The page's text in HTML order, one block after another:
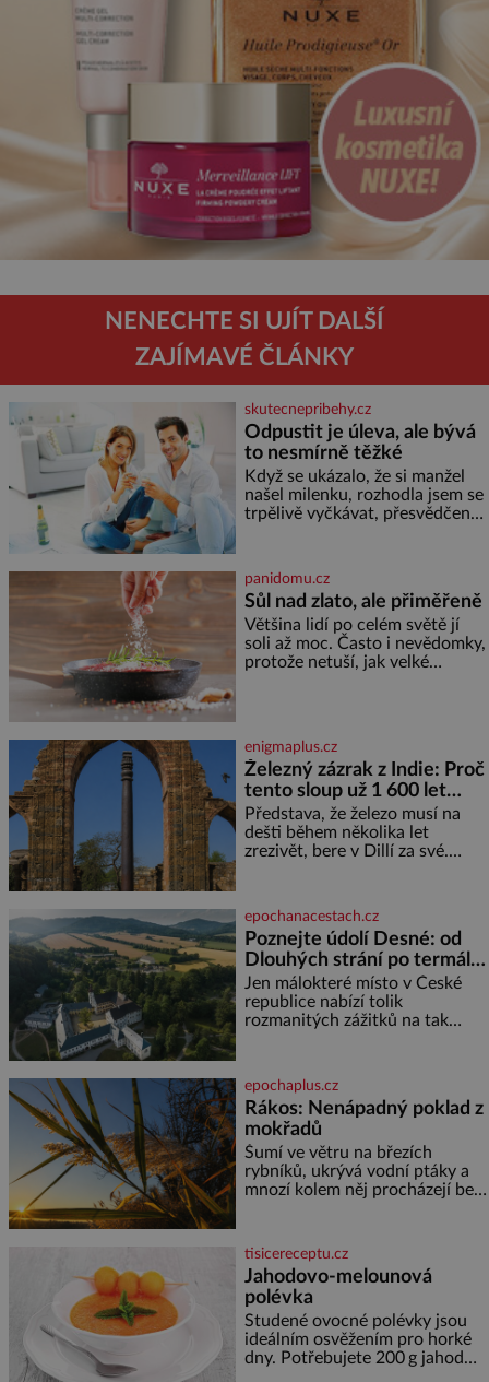
NENECHTE SI UJÍT DALŠÍ
ZAJÍMAVÉ ČLÁNKY
skutecnepribehy.cz
Odpustit je úleva, ale bývá
to nesmírně těžké
Když se ukázalo, že si manžel
našel milenku, rozhodla jsem se
trpělivě vyčkávat, přesvědčena,
nejtěžších věcí na světě. Ale
každý, kdo s tím má nějaké
zkušenosti, se zapřísahá, že
pokud odpustíte, znatelně se
vám uleví. Když se ke mně
doneslo, že si manžel pořídil
panidomu.cz
Sůl nad zlato, ale přiměřeně
Většina lidí po celém světě jí
soli až moc. Často i nevědomky,
protože netuší, jak velké
sladkých. Sůl je zdravá Ale v
ani ne třetinovém množství, než
je pro většinu populace běžné.
Její základní složky– sodík a
chlór – jsou zásadní pro
správné hospodaření
enigmaplus.cz
Železný zázrak z Indie: Proč
tento sloup už 1 600 let
nezná rez?
Představa, že železo musí na
dešti během několika let
zrezivět, bere v Dillí za své.
železný sloup, který už přibližně
1 600 let odolává počasí
epochanacestach.cz
Poznejte údolí Desné: od
Dlouhých strání po termální
prameny
Jen málokteré místo v České
republice nabízí tolik
rozmanitých zážitků na tak
jediného dne můžete
nahlédnout do útrob jedné z
nejvýznamnějších vodních
elektráren v Evropě, vydat se na
horské hřebeny, projet se na
koloběžce a den zakončit
poznáváním památek ve
epochaplus.cz
Rákos: Nenápadný poklad z
mokřadů
Šumí ve větru na březích
rybníků, ukrývá vodní ptáky a
mnozí kolem něj procházejí bez
lodě, zapisovat první texty a
inspiroval řadu pověstí. Tato
skromná, ale užitečná rostlina
provází člověka už tisíce let.
Většina lidí vnímá rákos jen jako
obyčejnou kulisu letního
koupání. Stačí se však podívat
tisicereceptu.cz
Jahodovo-melounová
polévka
Studené ovocné polévky jsou
ideálním osvěžením pro horké
dny. Potřebujete 200 g jahod